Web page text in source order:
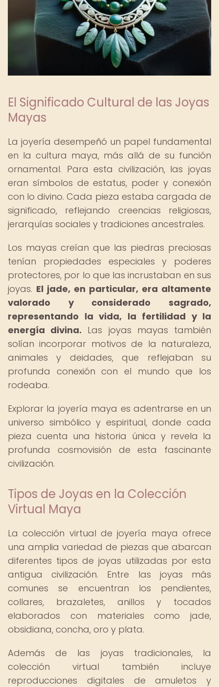
El Significado Cultural de las Joyas
Mayas
La joyería desempeñó un papel fundamental
en la cultura maya, más allá de su función
ornamental. Para esta civilización, las joyas
eran símbolos de estatus, poder y conexión
con lo divino. Cada pieza estaba cargada de
significado, reflejando creencias religiosas,
jerarquías sociales y tradiciones ancestrales.
Los mayas creían que las piedras preciosas
tenían propiedades especiales y poderes
protectores, por lo que las incrustaban en sus
joyas. El jade, en particular, era altamente
valorado y considerado sagrado,
representando la vida, la fertilidad y la
energía divina. Las joyas mayas también
solían incorporar motivos de la naturaleza,
animales y deidades, que reflejaban su
profunda conexión con el mundo que los
rodeaba.
Explorar la joyería maya es adentrarse en un
universo simbólico y espiritual, donde cada
pieza cuenta una historia única y revela la
profunda cosmovisión de esta fascinante
civilización.
Tipos de Joyas en la Colección
Virtual Maya
La colección virtual de joyería maya ofrece
una amplia variedad de piezas que abarcan
diferentes tipos de joyas utilizadas por esta
antigua civilización. Entre las joyas más
comunes se encuentran los pendientes,
collares, brazaletes, anillos y tocados
elaborados con materiales como jade,
obsidiana, concha, oro y plata.
Además de las joyas tradicionales, la
colección virtual también incluye
reproducciones digitales de amuletos y